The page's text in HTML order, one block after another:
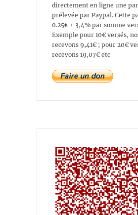
directement en ligne une
prélevée par Paypal. Cette
0.25€ + 3,4% par somme
Exemple pour 10€ versés,
recevons 9,41€ ; pour 20€
recevons 19,07€ etc